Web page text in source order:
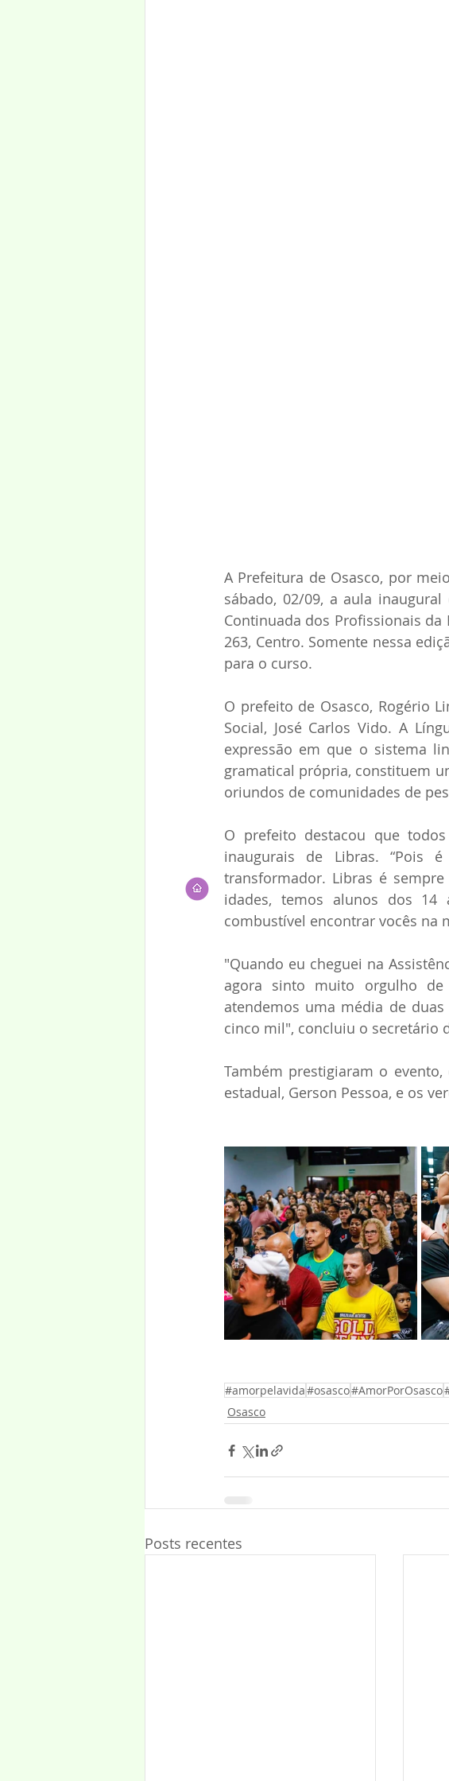
A Prefeitura de Osasco, por
sábado, 02/09, a aula
Continuada dos Profissionais da
263, Centro. Somente nessa
para o curso.
O prefeito de Osasco, Rogério
Social, José Carlos Vido. A
expressão em que o sistema
gramatical própria, constituem
oriundos de comunidades de
O prefeito destacou que
inaugurais de Libras. “Pois
transformador. Libras é
idades, temos alunos dos
combustível encontrar vocês na
"Quando eu cheguei na
agora sinto muito orgulho
atendemos uma média de
cinco mil", concluiu o secretário
Também prestigiaram o
estadual, Gerson Pessoa, e os
#amorpelavida#osasco#AmorPorOsasco
Osasco
Posts recentes